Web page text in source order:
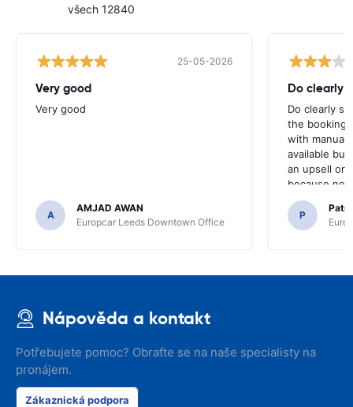
všech 12840
25-05-2026
Very good
Very good
A
AMJAD AWAN
Europcar Leeds Downtown Office
Do clearly
Do clearly
the booking
with manual
available
an upsell or
because no
time of
P
Nápověda a kontakt
Potřebujete pomoc? Obraťte se na naše specialisty na
pronájem.
Zákaznická podpora